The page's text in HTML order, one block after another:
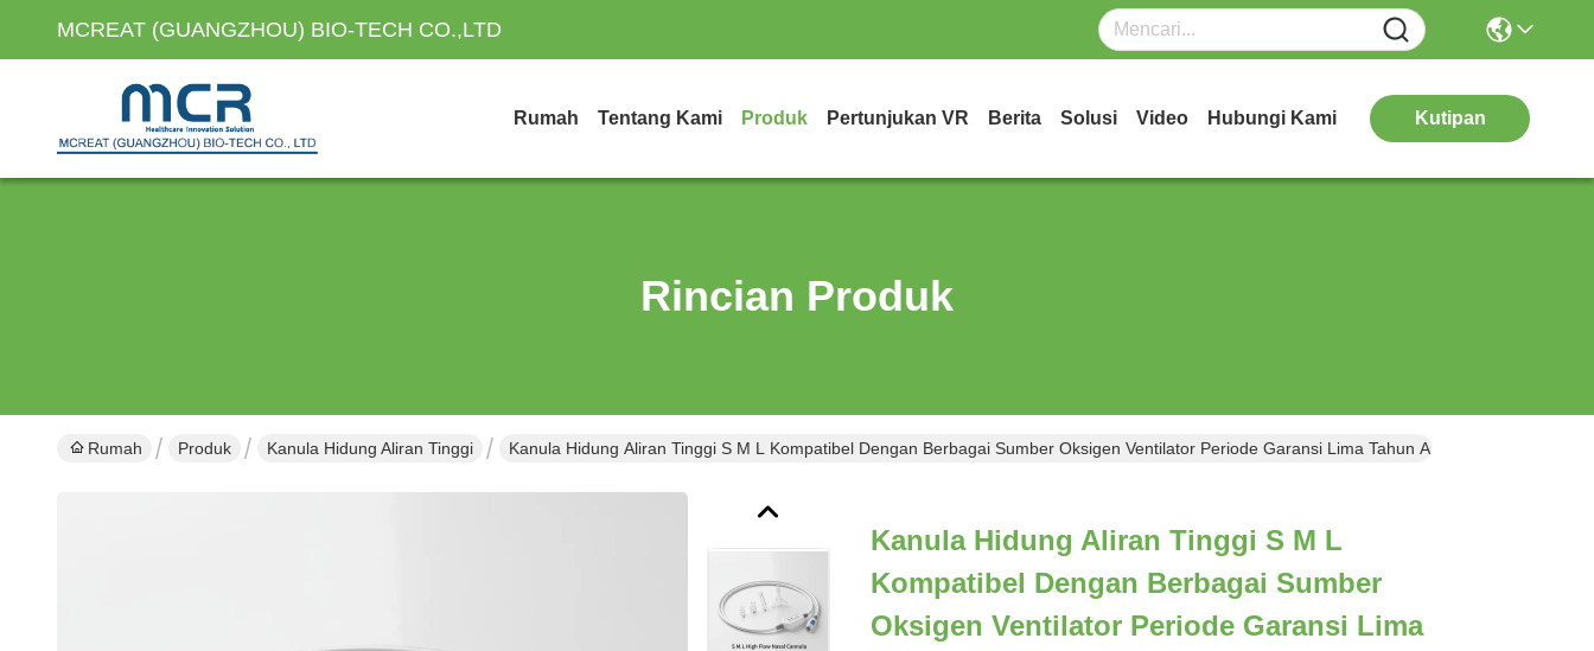
MCREAT (GUANGZHOU) BIO-TECH CO.,LTD
Rumah Tentang Kami Produk Pertunjukan VR Berita Solusi Video Hubungi Kami Kutipan
Rincian Produk
Rumah Produk Kanula Hidung Aliran Tinggi Kanula Hidung Aliran Tinggi S M L Kompatibel Dengan Berbagai Sumber Oksigen Ventilator Periode Garansi Lima Tahun Alat Terapi Oksigen
Kanula Hidung Aliran Tinggi S M L
Kompatibel Dengan Berbagai Sumber
Oksigen Ventilator Periode Garansi Lima